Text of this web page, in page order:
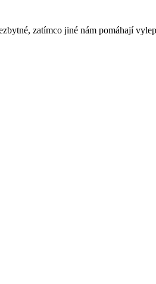
zatímco jiné nám pomáhají